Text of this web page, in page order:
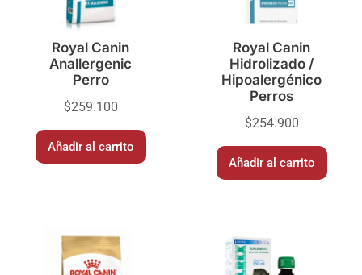
Royal Canin
Anallergenic
Perro
$259.100
Añadir al carrito
Royal Canin
Hidrolizado /
Hipoalergénico
Perros
$254.900
Añadir al carrito